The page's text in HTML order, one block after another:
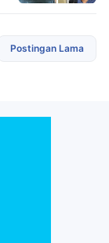
Postingan Lama